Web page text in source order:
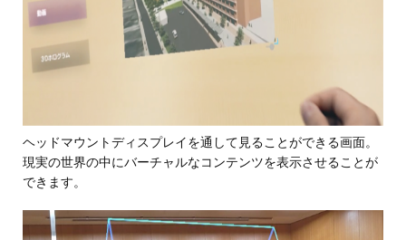
ヘッドマウントディスプレイを通して見ることができる画面。
現実の世界の中にバーチャルなコンテンツを表示させることが
できます。